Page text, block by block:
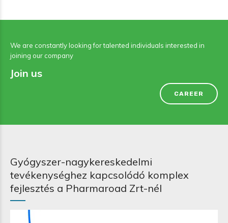
We are constantly looking for talented individuals interested in
joining our company
Join us
CAREER
Gyógyszer-nagykereskedelmi
tevékenységhez kapcsolódó komplex
fejlesztés a Pharmaroad Zrt-nél